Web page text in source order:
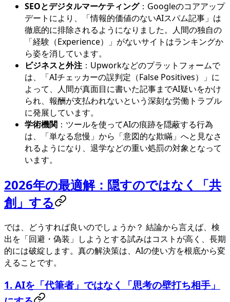
SEOとデジタルマーケティング：Googleのコアアップ
デートにより、「情報的価値のないAIスパム記事」は
徹底的に排除されるようになりました。人間の独自の
「経験（Experience）」がないサイトはランキングか
ら姿を消しています。
ビジネスと外注：Upworkなどのプラットフォームで
は、「AIチェッカーの誤判定（False Positives）」に
よって、人間が真面目に書いた記事までAI疑いをかけ
られ、報酬が支払われないという深刻な労働トラブル
に発展しています。
学術機関 ：ツールを使ってAIの痕跡を隠蔽する行為
は、「単なる怠慢」から「意図的な欺瞞」へと見なさ
れるようになり、退学などの重い処罰の対象となって
います。
2026年の最適解：隠すのではなく「共
創」する
では、どうすれば良いのでしょうか？ 結論から言えば、検
出を「回避・偽装」しようとする試みはコストが高く、長期
的には破綻します。真の解決策は、AIの使い方を根底から変
えることです。
1. AIを「代筆者」ではなく「思考の壁打ち相手」